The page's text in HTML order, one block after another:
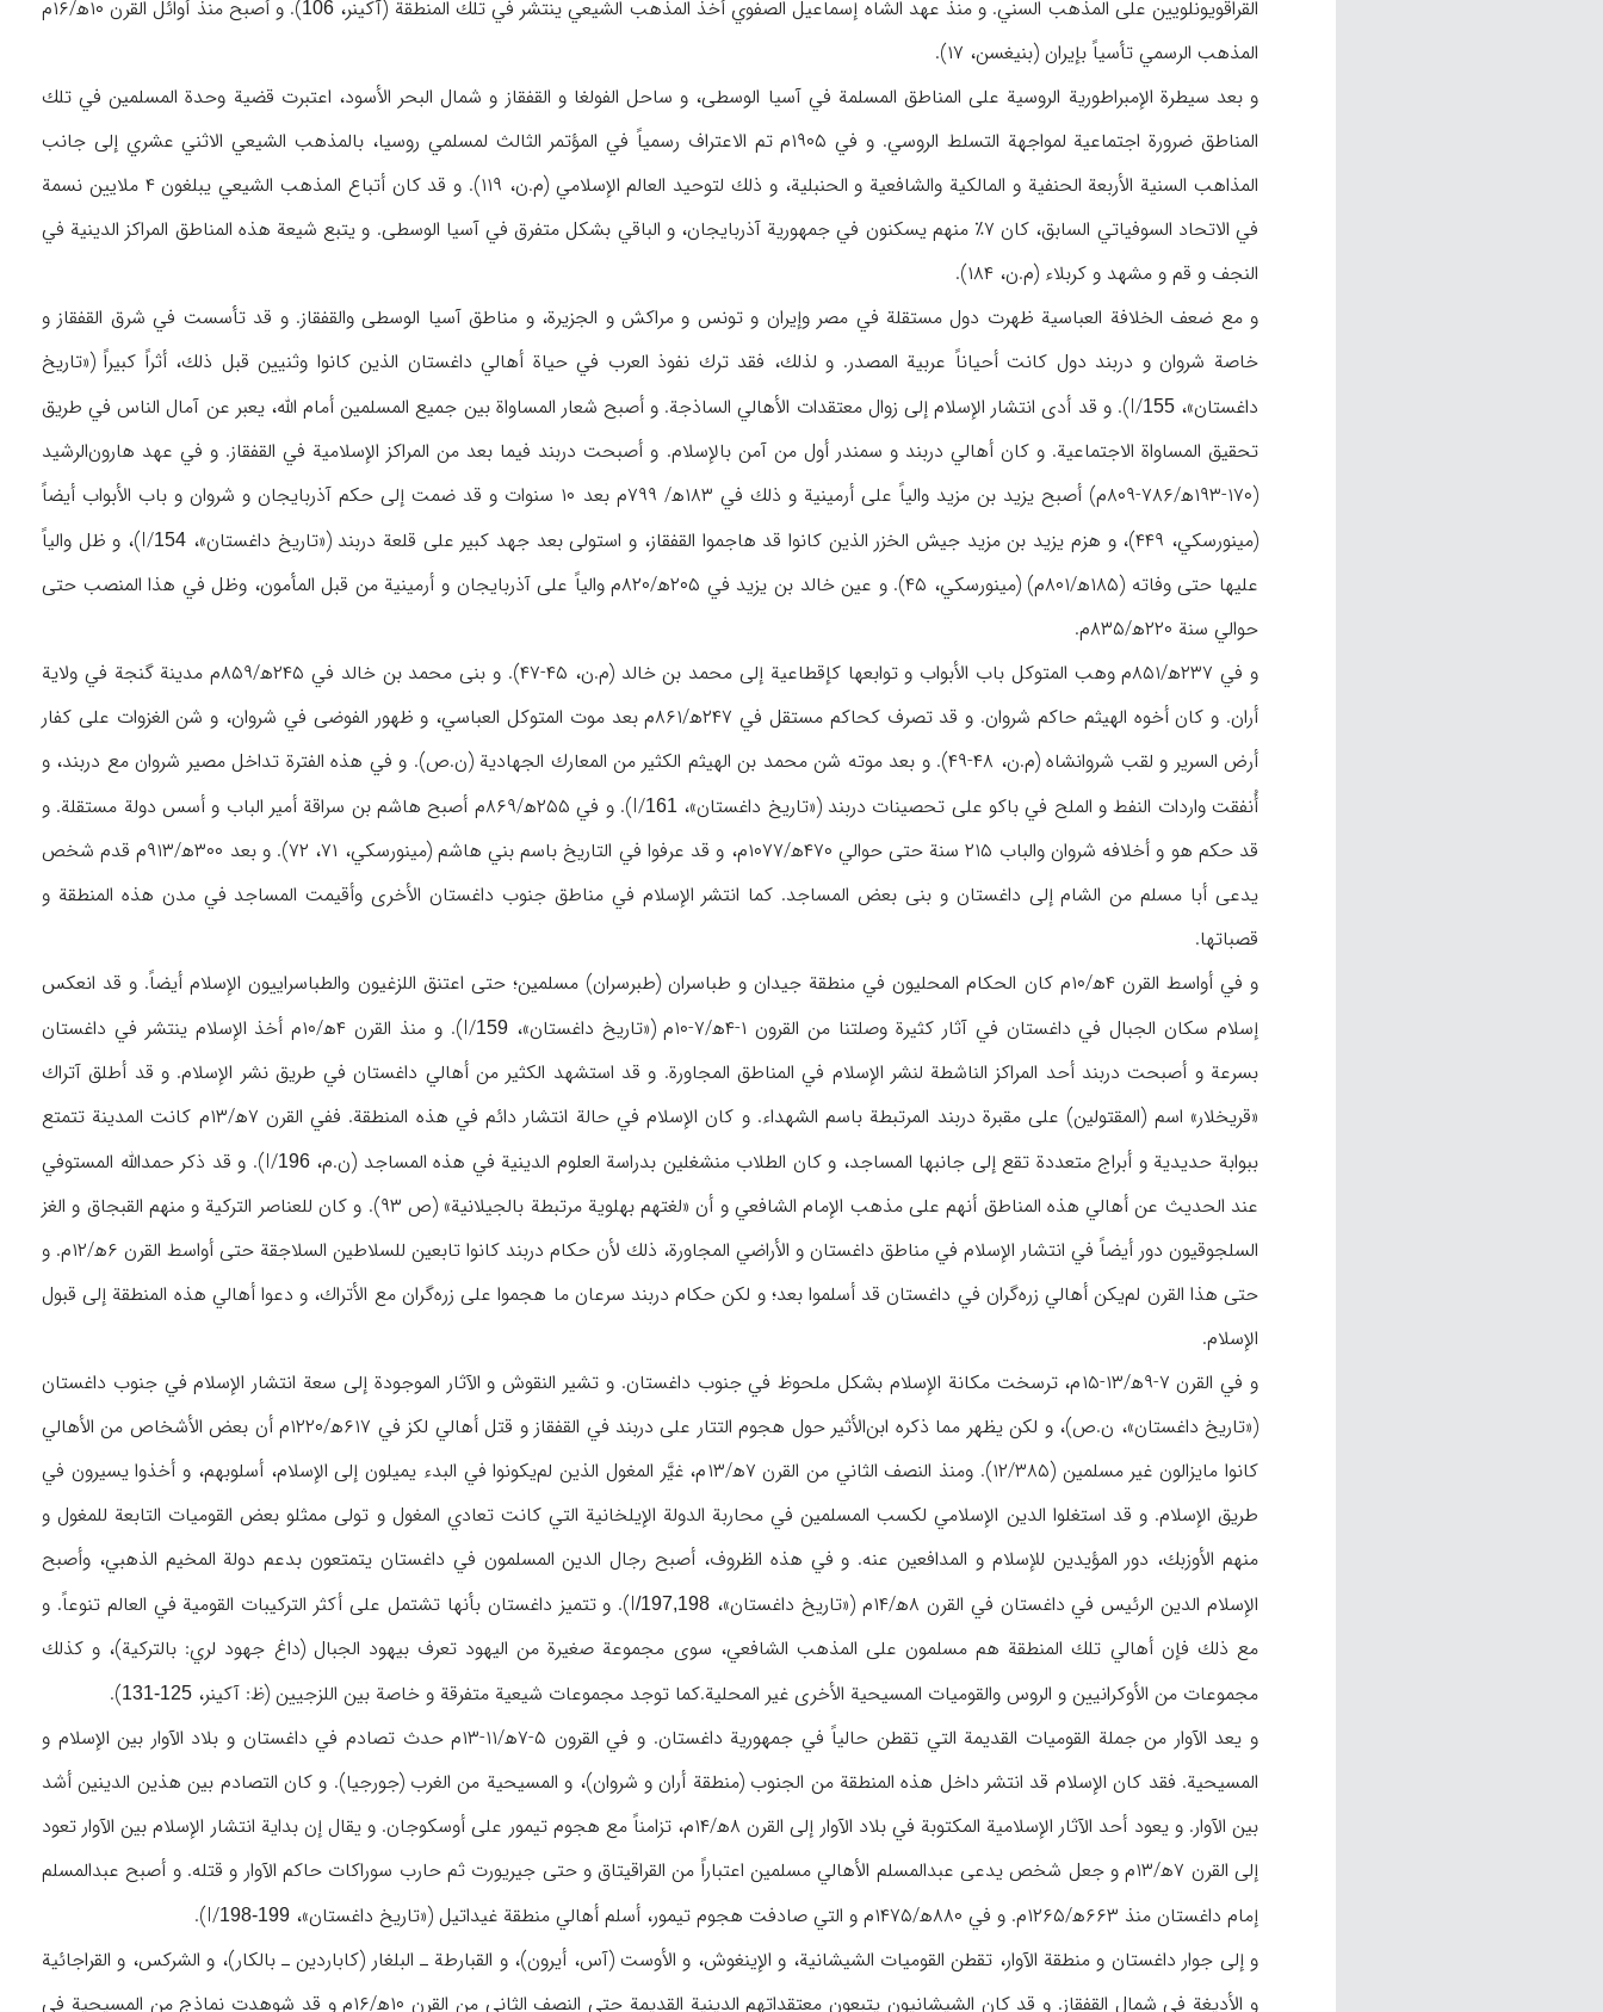
القراقويونلويين على المذهب السني. و منذ عهد الشاه إسماعيل الصفوي أخذ المذهب الشيعي ينتشر في تلك المنطقة (آكينر، 106
). و أصبح منذ أوائل القرن ۱۰ه‍/۱۶م
المذهب الرسمي تأسياً بإيران (بنيغسن، ۱۷).
و بعد سيطرة الإمبراطورية الروسية على المناطق المسلمة في آسيا الوسطى، و ساحل الفولغا و القفقاز و شمال البحر الأسود، اعتبرت قضية وحدة المسلمين في تلك
المناطق ضرورة اجتماعية لمواجهة التسلط الروسي. و في ۱۹۰۵م تم الاعتراف رسمياً في المؤتمر الثالث لمسلمي روسيا، بالمذهب الشيعي الاثني عشري إلى جانب
المذاهب السنية الأربعة الحنفية و المالكية والشافعية و الحنبلية، و ذلك لتوحيد العالم الإسلامي (م.ن، ۱۱۹). و قد كان أتباع المذهب الشيعي يبلغون ۴ ملايين نسمة
في الاتحاد السوفياتي السابق، كان ۷٪ منهم يسكنون في جمهورية آذربايجان، و الباقي بشكل متفرق في آسيا الوسطى. و يتبع شيعة هذه المناطق المراكز الدينية في
النجف و قم و مشهد و كربلاء (م.ن، ۱۸۴).
و مع ضعف الخلافة العباسية ظهرت دول مستقلة في مصر وإيران و تونس و مراكش و الجزيرة، و مناطق آسيا الوسطى والقفقاز. و قد تأسست في شرق القفقاز و
خاصة شروان و دربند دول كانت أحياناً عربية المصدر. و لذلك، فقد ترك نفوذ العرب في حياة أهالي داغستان الذين كانوا وثنيين قبل ذلك، أثراً كبيراً («تاريخ
داغستان»، I/155
). و قد أدى انتشار الإسلام إلى زوال معتقدات الأهالي الساذجة. و أصبح شعار المساواة بين جميع المسلمين أمام الله، يعبر عن آمال الناس في طريق
تحقيق المساواة الاجتماعية. و كان أهالي دربند و سمندر أول من آمن بالإسلام. و أصبحت دربند فيما‌ بعد من المراكز الإسلامية في القفقاز. و في عهد هارون‌الرشيد
(۱۷۰-۱۹۳ه‍/۷۸۶-۸۰۹م) أصبح يزيد بن مزيد والياً على أرمينية و ذلك في ۱۸۳ه‍/ ۷۹۹م بعد ۱۰ سنوات و قد ضمت إلى حكم آذربايجان و شروان و باب الأبواب أيضاً
(مينورسكي، ۴۴۹)، و هزم يزيد بن مزيد جيش الخزر الذين كانوا قد هاجموا القفقاز، و استولى بعد جهد كبير على قلعة دربند («تاريخ داغستان»، I/
154
)، و ظل والياً
عليها حتى وفاته (۱۸۵ه‍/۸۰۱م) (مينورسكي، ۴۵). و عين خالد بن يزيد في ۲۰۵ه‍/۸۲۰م والياً على آذربايجان و أرمينية من قبل المأمون، وظل في هذا المنصب حتى
حوالي سنة ۲۲۰ه‍/۸۳۵م.
و في ۲۳۷ه‍/۸۵۱م وهب المتوكل باب الأبواب و توابعها كإقطاعية إلى محمد بن خالد (م.ن، ۴۵-۴۷). و بنى محمد بن خالد في ۲۴۵ه‍/۸۵۹م مدينة گنجة في ولاية
أران. و كان أخوه الهيثم حاكم شروان. و قد تصرف كحاكم مستقل في ۲۴۷ه‍/۸۶۱م بعد موت المتوكل العباسي، و ظهور الفوضى في شروان، و شن الغزوات على كفار
أرض السرير و لقب شروانشاه (م.ن، ۴۸-۴۹). و بعد موته شن محمد بن الهيثم الكثير من المعارك الجهادية (ن.ص). و في هذه الفترة تداخل مصير شروان مع دربند، و
أُنفقت واردات النفط و الملح في باكو على تحصينات دربند («تاريخ داغستان»، I/161
). و في ۲۵۵ه‍/۸۶۹م أصبح هاشم بن سراقة أمير الباب و أسس دولة مستقلة. و
قد حكم هو و أخلافه شروان والباب ۲۱۵ سنة حتى حوالي ۴۷۰ه‍/۱۰۷۷م، و قد عرفوا في التاريخ باسم بني هاشم (مينورسكي، ۷۱، ۷۲). و بعد ۳۰۰ه‍/۹۱۳م قدم شخص
يدعى أبا مسلم من الشام إلى داغستان و بنى بعض المساجد. كما انتشر الإسلام في مناطق جنوب داغستان الأخرى وأقيمت المساجد في مدن هذه المنطقة و
قصباتها.
و في أواسط القرن ۴ه‍/۱۰م كان الحكام المحليون في منطقة جيدان و طباسران (طبرسران) مسلمين؛ حتى اعتنق اللزغيون والطباسراييون الإسلام أيضاً. و قد انعكس
إسلام سكان الجبال في داغستان في آثار كثيرة وصلتنا من القرون ۱-۴ه‍/۷-۱۰م («تاريخ داغستان»، I/
159
). و منذ القرن ۴ه‍/۱۰م أخذ الإسلام ينتشر في داغستان
بسر‌عة و أصبحت دربند أحد المراكز الناشطة لنشر الإسلام في المناطق المجاورة. و قد استشهد الكثير من أهالي داغستان في طريق نشر الإسلام. و قد أطلق آتراك
«قريخلار» اسم (المقتولين) على مقبرة دربند المرتبطة باسم الشهداء. و كان الإسلام في حالة انتشار دائم في هذه المنطقة. ففي القرن ۷ه‍/۱۳م كانت المدينة تتمتع
ببوابة حديدية و أبراج متعددة تقع إلى جانبها المساجد، و كان الطلاب منشغلين بدراسة العلوم الدينية في هذه المساجد (ن.م، I/196
). و قد ذكر حمدالله المستوفي
عند الحديث عن أهالي هذه المناطق أنهم على مذهب الإمام الشافعي و أن «لغتهم بهلوية مرتبطة بالجيلانية» (ص ۹۳). و كان للعناصر التركية و منهم القبجاق و الغز
السلجوقيون دور أيضاً في انتشار الإسلام في مناطق داغستان و الأراضي المجاورة، ذلك لأن حكام دربند كانوا تابعين للسلاطين السلاجقة حتى أواسط القرن ۶ه‍/۱۲م. و
حتى هذا القرن لم‌يكن أهالي زره‌گران في داغستان قد أسلموا بعد؛ و لكن حكام دربند سرعان ما هجموا على زره‌گران مع الأتراك، و دعوا أهالي هذه المنطقة إلى قبول
الإسلام.
و في القرن ۷-۹ه‍/۱۳-۱۵م، ترسخت مكانة الإسلام بشكل ملحوظ في جنوب داغستان. و تشير النقوش و الآثار الموجودة إلى سعة انتشار الإسلام في جنوب داغستان
(«تاريخ داغستان»، ن.ص)، و لكن يظهر مما ذكره ابن‌الأثير حول هجوم التتار على دربند في القفقاز و قتل أهالي لكز في ۶۱۷ه‍/۱۲۲۰م أن بعض الأشخاص من الأهالي
كانوا مايزالون غير مسلمين (۱۲/۳۸۵). ومنذ النصف الثاني من القرن ۷ه‍/۱۳م، غيَّر المغول الذين لم‌يكونوا في البدء يميلون إلى الإسلام، أسلوبهم، و أخذوا يسيرون في
طريق الإسلام. و قد استغلوا الدين الإسلامي لكسب المسلمين في محاربة الدولة الإيلخانية التي كانت تعادي المغول و تولى ممثلو بعض القوميات التابعة للمغول و
منهم الأوزبك، دور المؤيدين للإسلام و المدافعين عنه. و في هذه الظروف، أصبح رجال الدين المسلمون في داغستان يتمتعون بدعم دولة المخيم الذهبي، وأصبح
الإسلام الدين الرئيس في داغستان في القرن ۸ه‍/۱۴م («تاريخ داغستان»، I
/197,198 ). و تتميز داغستان بأنها تشتمل على أكثر التركيبات القومية في العالم تنوعاً. و
مع ذلك فإن أهالي تلك المنطقة هم مسلمون على المذهب الشافعي، سوى مجموعة صغيرة من اليهود تعرف بيهود الجبال (داغ جهود لري: بالتركية)، و كذلك
مجموعات من الأوكرانيين و الروس والقوميات المسيحية الأخرى غير المحلية.كما توجد مجموعات شيعية متفرقة و خاصة بين اللزجيين (ظ: آكينر،125-131
).
و يعد الآوار من جملة القوميات القديمة التي تقطن حالياً في جمهورية داغستان. و في القرون ۵-۷ه‍/۱۱-۱۳م حدث تصادم في داغستان و بلاد الآوار بين الإسلام و
المسيحية. فقد كان الإسلام قد انتشر داخل هذه المنطقة من الجنوب (منطقة أران و شروان)، و المسيحية من الغرب (جورجيا). و كان التصادم بين هذين الدينين أشد
بين الآوار. و يعود أحد الآثار الإسلامية المكتوبة في بلاد الآوار إلى القرن ۸ه‍/۱۴م، تزامناً مع هجوم تيمور على أوسكوجان. و يقال إن بداية انتشار الإسلام بين الآوار تعود
إلى القرن ۷ه‍/۱۳م و جعل شخص يدعى عبدالمسلم الأهالي مسلمين اعتباراً من القراقيتاق و حتى جيريورت ثم حارب سوراكات حاكم الآوار و قتله. و أصبح عبدالمسلم
إمام داغستان منذ ۶۶۳ه‍/۱۲۶۵م. و في ۸۸۰ه‍/۱۴۷۵م و التي صادفت هجوم تيمور، أسلم أهالي منطقة غيداتيل («تاريخ داغستان»، I/
198-199
).
و إلى جوار داغستان و منطقة الآوار، تقطن القوميات الشيشانية، و الإينغوش، و الأوست (آس، أيرون)، و القبارطة ـ البلغار (كاباردين ـ بالكار)، و الشركس، و القراجائية
و الأديغة في شمال القفقاز. و قد كان الشيشانيون يتبعون معتقداتهم الدينية القديمة حتى النصف الثاني من القرن ۱۰ه‍/۱۶م و قد شوهدت نماذج من المسيحية في